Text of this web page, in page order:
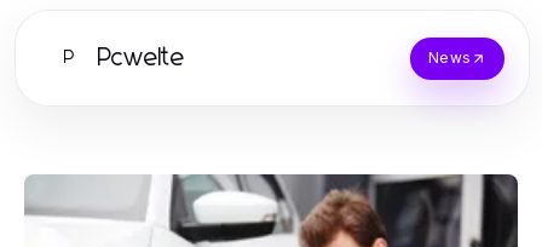
P Pcwelte News